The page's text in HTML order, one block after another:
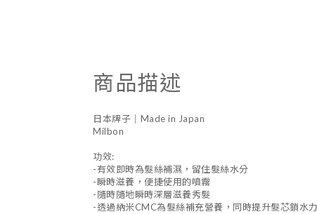
商品描述
日本牌子｜Made in Japan
Milbon
功效:
-有效即時為髮絲補濕，留住髮絲水分
-瞬時滋養，便捷使用的噴霧
-隨時隨地瞬時深層滋養秀髮
-透過納米CMC為髮絲補充營養，同時提升髮芯鎖水力